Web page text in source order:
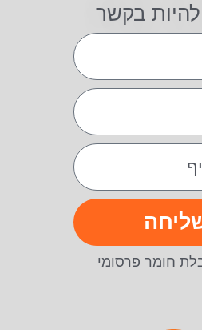
בקשר
חומר פרסומי